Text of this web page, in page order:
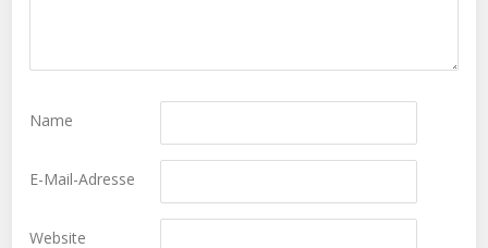
Name
E-Mail-Adresse
Website